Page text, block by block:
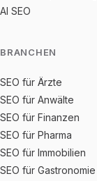
AI SEO
BRANCHEN
SEO für Ärzte
SEO für Anwälte
SEO für Finanzen
SEO für Pharma
SEO für Immobilien
SEO für Gastronomie